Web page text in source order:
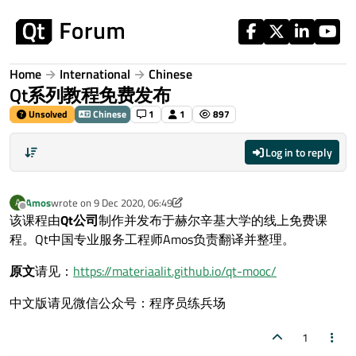
Home International Chinese
Qt系列教程免费发布
Unsolved Chinese 1 1 897
Log in to reply
A
Offline
Amoswrote on 9 Dec 2020, 06:49
last edited by Amos12 Sep 2020, 08:14
该课程由Qt公司制作并发布于赫尔辛基大学的线上免费课
程。Qt中国专业服务工程师Amos负责翻译并整理。
原文请见： https://materiaalit.github.io/qt-mooc/
中文版请见微信公众号：程序员练兵场
1